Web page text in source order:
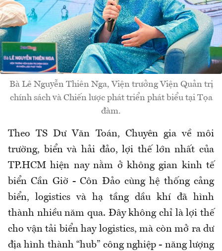
Bà Lê Nguyễn Thiên Nga, Viện trưởng Viện Quản trị
chính sách và Chiến lược phát triển phát biểu tại Tọa
đàm.
Theo TS Dư Văn Toán, Chuyên gia về môi
trường, biển và hải đảo, lợi thế lớn nhất của
TP.HCM hiện nay nằm ở không gian kinh tế
biển Cần Giờ - Côn Đảo cùng hệ thống cảng
biển, logistics và hạ tầng dầu khí đã hình
thành nhiều năm qua. Đây không chỉ là lợi thế
cho vận tải biển hay logistics, mà còn mở ra dư
địa hình thành “hub” công nghiệp - năng lượng